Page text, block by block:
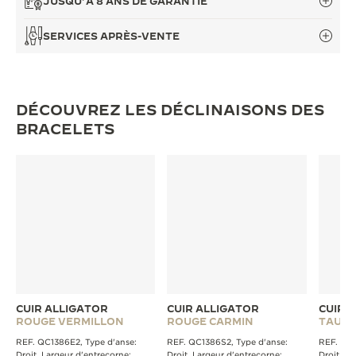
VOIR LES ÉVÉNEMENTS
SERVICES APRÈS-VENTE
DÉCOUVREZ LES DÉCLINAISONS DES
BRACELETS
CUIR ALLIGATOR
ROUGE VERMILLON
REF. QC1386E2, Type d'anse:
CUIR ALLIGATOR
ROUGE CARMIN
REF. QC1386S2, Type d'anse:
CUIR
TAUPE
REF.